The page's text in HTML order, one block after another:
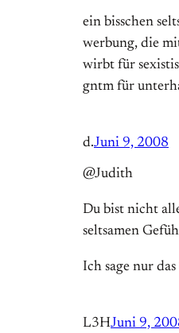
ein bisschen
werbung, die
wirbt für
gntm für
d.Juni 9, 2008
@Judith
Du bist nicht
seltsamen
Ich sage nur
L3HJuni 9,